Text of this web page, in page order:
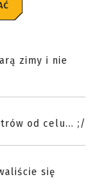
zimy i nie
od celu... ;/
się